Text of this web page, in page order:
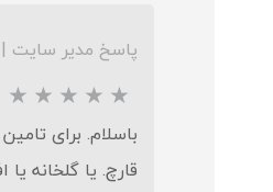
پاسخ مدیر سایت |
باسلام. برای
قارچ. یا گلخانه